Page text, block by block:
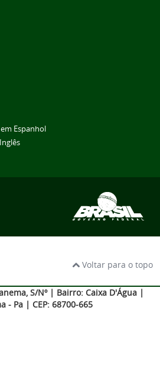
Espanhol
Voltar para o topo
S/Nº | Bairro: Caixa D'Água |
- Pa | CEP: 68700-665